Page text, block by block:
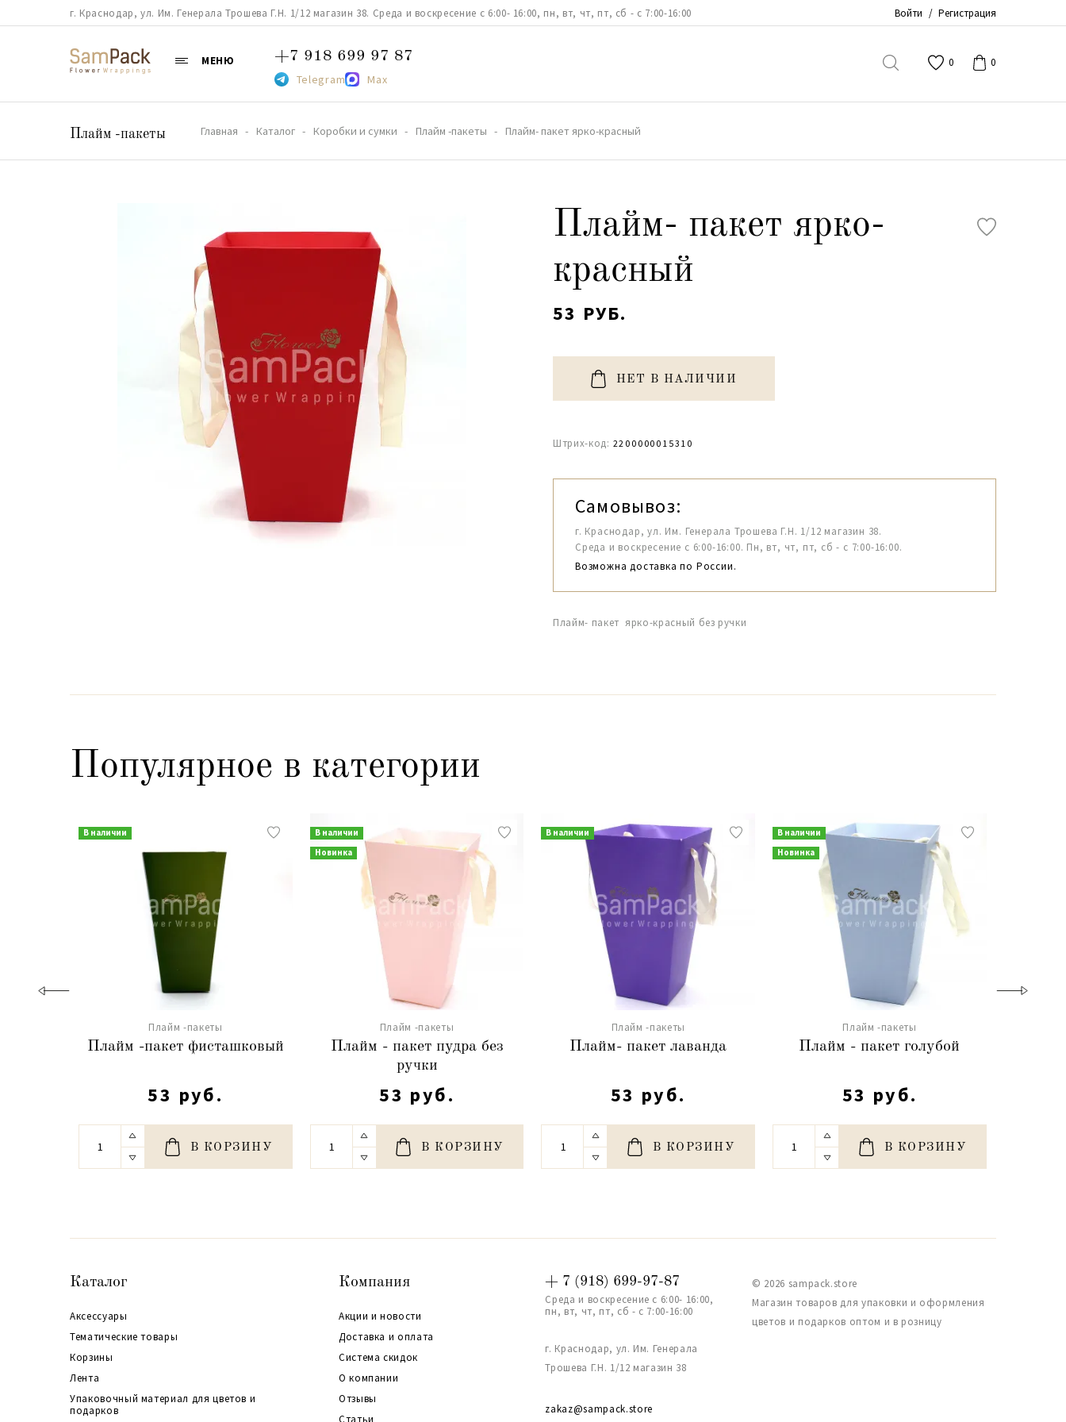
г. Краснодар, ул. Им. Генерала Трошева Г.Н. 1/12 магазин 38. Среда и воскресение с 6:00- 16:00, пн, вт, чт, пт, сб - с 7:00-16:00 Войти / Регистрация
МЕНЮ +7 918 699 97 87
Telegram Max
0 0
Плайм -пакеты Главная Каталог Коробки и сумки Плайм -пакеты Плайм- пакет ярко-красный
Плайм- пакет ярко-
красный
53 РУБ.
НЕТ В НАЛИЧИИ
Штрих-код: 2200000015310
Самовывоз:
г. Краснодар, ул. Им. Генерала Трошева Г.Н. 1/12 магазин 38.
Среда и воскресение с 6:00-16:00. Пн, вт, чт, пт, сб - с 7:00-16:00.
Возможна доставка по России.
Плайм- пакет ярко-красный без ручки
Популярное в категории
В наличии
Плайм -пакеты
Плайм -пакет фисташковый
53 руб.
В КОРЗИНУ
В наличии
Новинка
Плайм -пакеты
Плайм - пакет пудра без
ручки
53 руб.
В КОРЗИНУ
В наличии
Плайм -пакеты
Плайм- пакет лаванда
53 руб.
В КОРЗИНУ
В наличии
Новинка
Плайм -пакеты
Плайм - пакет голубой
53 руб.
В КОРЗИНУ
Каталог
Аксессуары
Тематические товары
Корзины
Лента
Упаковочный материал для цветов и
подарков
Компания
Акции и новости
Доставка и оплата
Система скидок
О компании
Отзывы
Статьи
+ 7 (918) 699-97-87
Среда и воскресение с 6:00- 16:00,
пн, вт, чт, пт, сб - с 7:00-16:00
г. Краснодар, ул. Им. Генерала
Трошева Г.Н. 1/12 магазин 38
zakaz@sampack.store
© 2026 sampack.store
Магазин товаров для упаковки и оформления
цветов и подарков оптом и в розницу